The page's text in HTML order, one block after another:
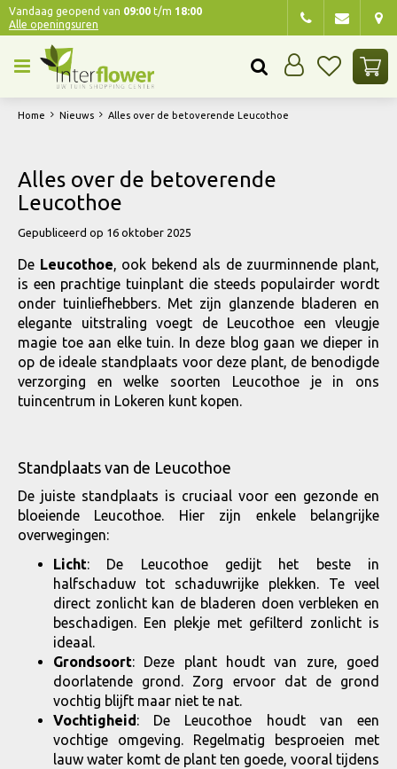
Home Nieuws Alles over de betoverende Leucothoe
Vandaag geopend van 09:00 t/m 18:00
Alle openingsuren
Alles over de betoverende
Leucothoe
Gepubliceerd op 16 oktober 2025
De Leucothoe, ook bekend als de zuurminnende plant,
is een prachtige tuinplant die steeds populairder wordt
onder tuinliefhebbers. Met zijn glanzende bladeren en
elegante uitstraling voegt de Leucothoe een vleugje
magie toe aan elke tuin. In deze blog gaan we dieper in
op de ideale standplaats voor deze plant, de benodigde
verzorging en welke soorten Leucothoe je in ons
tuincentrum in Lokeren kunt kopen.
Standplaats van de Leucothoe
De juiste standplaats is cruciaal voor een gezonde en
bloeiende Leucothoe. Hier zijn enkele belangrijke
overwegingen:
Licht: De Leucothoe gedijt het beste in
halfschaduw tot schaduwrijke plekken. Te veel
direct zonlicht kan de bladeren doen verbleken en
beschadigen. Een plekje met gefilterd zonlicht is
ideaal.
Grondsoort: Deze plant houdt van zure, goed
doorlatende grond. Zorg ervoor dat de grond
vochtig blijft maar niet te nat.
Vochtigheid: De Leucothoe houdt van een
vochtige omgeving. Regelmatig besproeien met
lauw water komt de plant ten goede, vooral tijdens